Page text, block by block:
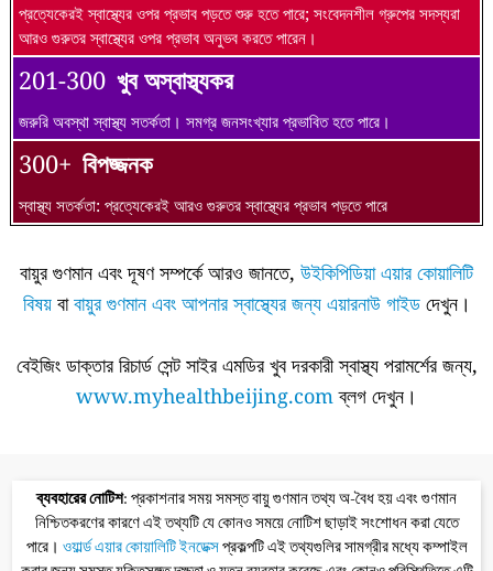
প্রত্যেকেরই স্বাস্থ্যের ওপর প্রভাব পড়তে শুরু হতে পারে; সংবেদনশীল গ্রুপের সদস্যরা
আরও গুরুতর স্বাস্থ্যের ওপর প্রভাব অনুভব করতে পারেন।
201-300 খুব অস্বাস্থ্যকর
জরুরি অবস্থা স্বাস্থ্য সতর্কতা। সমগ্র জনসংখ্যার প্রভাবিত হতে পারে।
300+ বিপজ্জনক
স্বাস্থ্য সতর্কতা: প্রত্যেকেরই আরও গুরুতর স্বাস্থ্যের প্রভাব পড়তে পারে
বায়ুর গুণমান এবং দূষণ সম্পর্কে আরও জানতে, উইকিপিডিয়া এয়ার কোয়ালিটি
বিষয়বাবায়ুর গুণমান এবং আপনার স্বাস্থ্যের জন্য এয়ারনাউ গাইডদেখুন।
বেইজিং ডাক্তার রিচার্ড সেন্ট সাইর এমডির খুব দরকারী স্বাস্থ্য পরামর্শের জন্য,
www.myhealthbeijing.comব্লগ দেখুন।
ব্যবহারের নোটিশ: প্রকাশনার সময় সমস্ত বায়ু গুণমান তথ্য অ-বৈধ হয় এবং গুণমান
নিশ্চিতকরণের কারণে এই তথ্যটি যে কোনও সময়ে নোটিশ ছাড়াই সংশোধন করা যেতে
পারে। ওয়ার্ল্ড এয়ার কোয়ালিটি ইনডেক্সপ্রকল্পটি এই তথ্যগুলির সামগ্রীর মধ্যে কম্পাইল